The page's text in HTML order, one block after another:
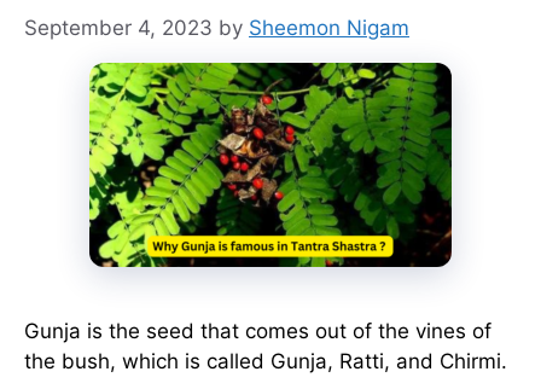
September 4, 2023 by Sheemon Nigam
Gunja is the seed that comes out of the vines of
the bush, which is called Gunja, Ratti, and Chirmi.